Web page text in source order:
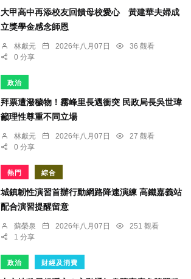
大甲高中再添校友回饋母校愛心 黃建華夫婦成
立獎學金感念師恩
林獻元 2026年八月07日
36 觀看
0 分享
政治
拜票遭潑穢物！霧峰里長遇衝突 民政局長吳世瑋
籲理性尊重不同立場
林獻元 2026年八月07日
27 觀看
0 分享
熱門 綜合
城鎮韌性演習首辦行動網路降速演練 高鐵嘉義站
配合演習提醒留意
蘇榮泉 2026年八月07日
251 觀看
1 分享
政治 財經及消費